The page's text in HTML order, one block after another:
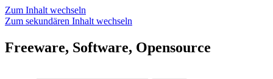
Zum Inhalt wechseln
Zum sekundären Inhalt wechseln
Freeware, Software, Opensource